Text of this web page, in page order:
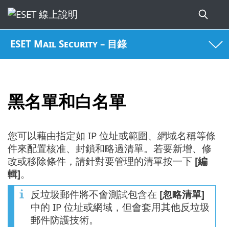
ESET Mail Security – 目錄
黑名單和白名單
您可以藉由指定如 IP 位址或範圍、網域名稱等條
件來配置核准、封鎖和略過清單。若要新增、修
改或移除條件，請針對要管理的清單按一下 [編
輯]。
反垃圾郵件將不會測試包含在 [忽略清單]
中的 IP 位址或網域，但會套用其他反垃圾
郵件防護技術。